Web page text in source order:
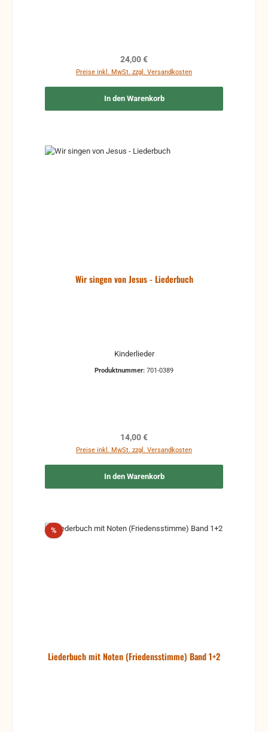
Regulärer Preis:
24,00 €
Preise inkl. MwSt. zzgl. Versandkosten
In den Warenkorb
Wir singen von Jesus - Liederbuch
Kinderlieder
Produktnummer: 701-0389
Regulärer Preis:
14,00 €
Preise inkl. MwSt. zzgl. Versandkosten
In den Warenkorb
%Rabatt
Liederbuch mit Noten (Friedensstimme) Band 1+2